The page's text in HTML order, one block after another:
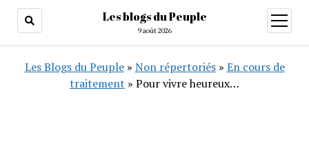
Les blogs du Peuple
9 août 2026
ouvrir
menu
Les Blogs du Peuple» Non répertoriés» En cours de
traitement » Pour vivre heureux…